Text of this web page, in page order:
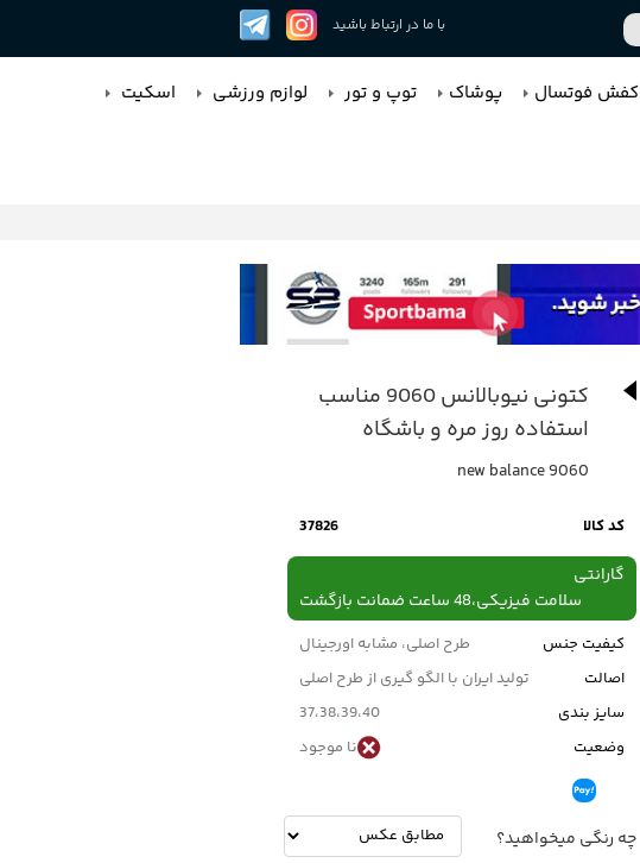
با ما در ارتباط باشید
کفش فوتسال پوشاک توپ و تور لوازم ورزشی اسکیت
کتونی نیوبالانس 9060 مناسب
استفاده روز مره و باشگاه
new balance 9060
کد کالا 37826
گارانتی
سلامت فیزیکی،48 ساعت ضمانت بازگشت
کیفیت جنس
طرح اصلی، مشابه اورجینال
اصالت
تولید ایران با الگو گیری از طرح اصلی
سایز بندی
37،38،39،40
وضعیت
نا موجود
چه رنگی میخواهید؟